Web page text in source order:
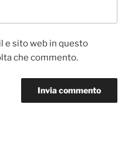
e sito web in questo
che commento.